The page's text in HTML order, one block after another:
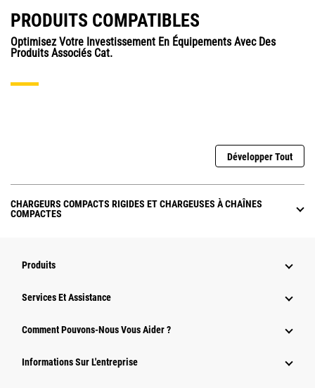
PRODUITS COMPATIBLES
Optimisez Votre Investissement En Équipements Avec Des
Produits Associés Cat.
Développer Tout
CHARGEURS COMPACTS RIGIDES ET CHARGEUSES À CHAÎNES
COMPACTES
Produits
Services Et Assistance
Comment Pouvons-Nous Vous Aider ?
Informations Sur L'entreprise